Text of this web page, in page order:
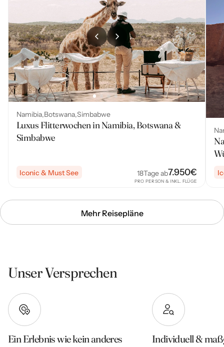
Namibia Botswana Simbabwe
Luxus Flitterwochen in Namibia, Botswana &
Simbabwe
Iconic & Must See 18Tage ab7.950€
PRO PERSON & INKL. FLÜGE
Mehr Reisepläne
Unser Versprechen
Ein Erlebnis wie kein anderes Individuell &